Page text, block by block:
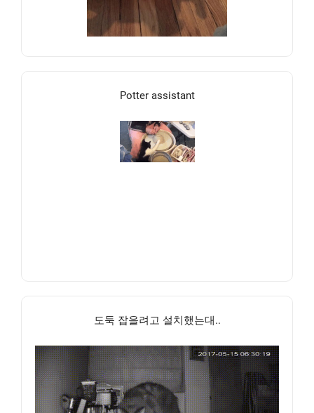
Potter assistant
도둑 잡을려고 설치했는대..